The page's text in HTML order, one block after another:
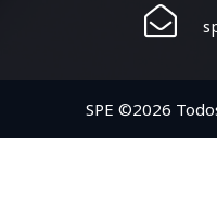
SPE ©2026